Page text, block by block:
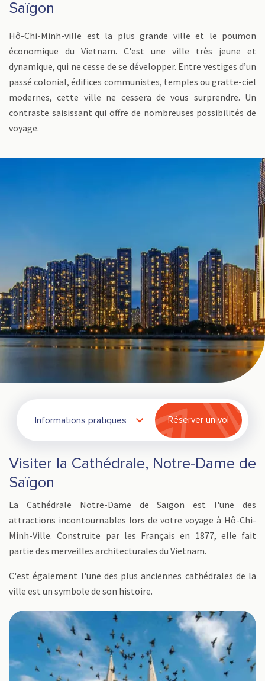
Saïgon
Hô-Chi-Minh-ville est la plus grande ville et le poumon
économique du Vietnam. C'est une ville très jeune et
dynamique, qui ne cesse de se développer. Entre vestiges d’un
passé colonial, édifices communistes, temples ou gratte-ciel
modernes, cette ville ne cessera de vous surprendre. Un
contraste saisissant qui offre de nombreuses possibilités de
voyage.
Informations pratiques Réserver un vol
Visiter la Cathédrale, Notre-Dame de
Saïgon
La Cathédrale Notre-Dame de Saïgon est l'une des
attractions incontournables lors de votre voyage à Hô-Chi-
Minh-Ville. Construite par les Français en 1877, elle fait
partie des merveilles architecturales du Vietnam.
C'est également l'une des plus anciennes cathédrales de la
ville est un symbole de son histoire.